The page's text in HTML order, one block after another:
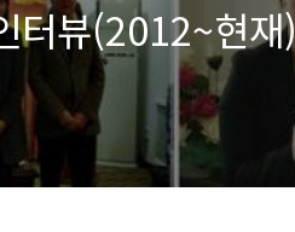
터뷰(2012~현재)